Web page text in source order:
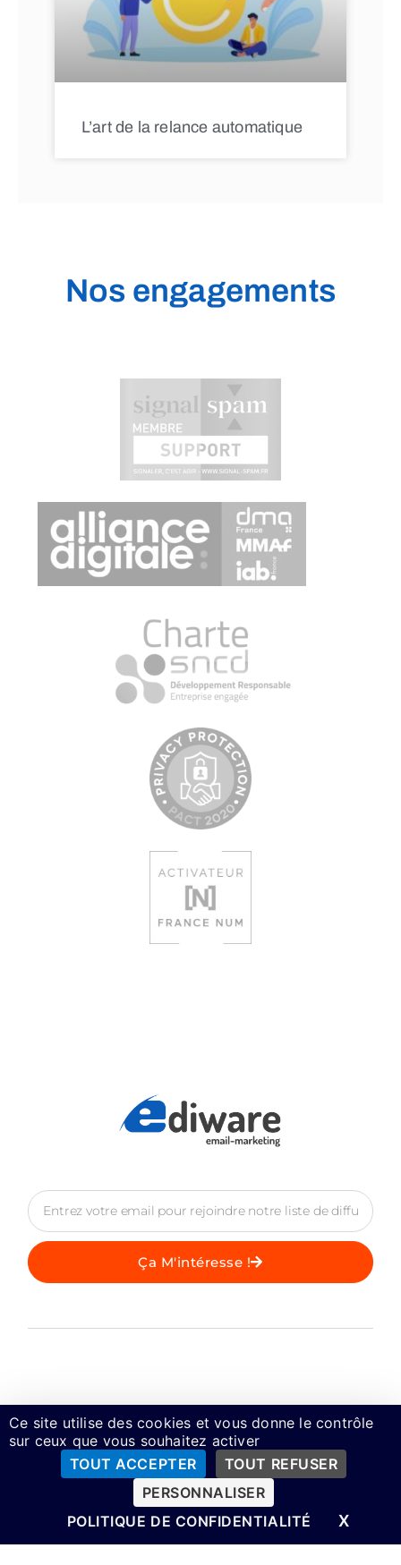
L’art de la relance automatique
Nos engagements
Ça M'intéresse !
Mentions Légales Et CGU
Ce site utilise des cookies et vous donne le contrôle
sur ceux que vous souhaitez activer
TOUT ACCEPTER
TOUT REFUSER
PERSONNALISER
POLITIQUE DE CONFIDENTIALITÉ
X